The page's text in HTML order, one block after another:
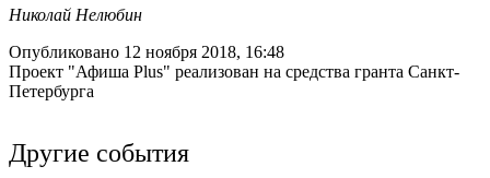
Николай Нелюбин
Опубликовано 12 ноября 2018, 16:48
Проект "Афиша Plus" реализован на средства гранта Санкт-
Петербурга
Другие события